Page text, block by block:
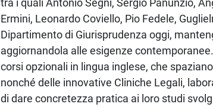
tra i quali Antonio Segni, Sergio Panunzio,
Ermini, Leonardo Coviello, Pio Fedele,
Dipartimento di Giurisprudenza oggi,
aggiornandola alle esigenze
corsi opzionali in lingua inglese, che
nonché delle innovative Cliniche Legali,
di dare concretezza pratica ai loro studi